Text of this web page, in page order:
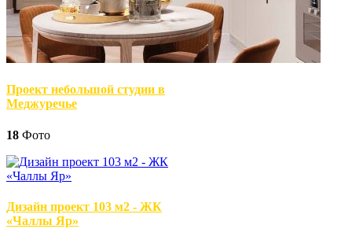
Проект небольшой студии в
Меджуречье
18 Фото
Дизайн проект 103 м2 - ЖК
«Чаллы Яр»